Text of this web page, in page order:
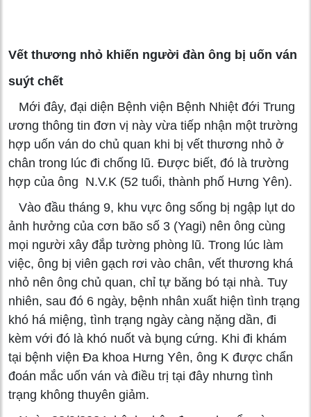
Vết thương nhỏ khiến người đàn ông bị uốn ván
suýt chết
Mới đây, đại diện Bệnh viện Bệnh Nhiệt đới Trung
ương thông tin đơn vị này vừa tiếp nhận một trường
hợp uốn ván do chủ quan khi bị vết thương nhỏ ở
chân trong lúc đi chống lũ. Được biết, đó là trường
hợp của ông N.V.K (52 tuổi, thành phố Hưng Yên).
Vào đầu tháng 9, khu vực ông sống bị ngập lụt do
ảnh hưởng của cơn bão số 3 (Yagi) nên ông cùng
mọi người xây đắp tường phòng lũ. Trong lúc làm
việc, ông bị viên gạch rơi vào chân, vết thương khá
nhỏ nên ông chủ quan, chỉ tự băng bó tại nhà. Tuy
nhiên, sau đó 6 ngày, bệnh nhân xuất hiện tình trạng
khó há miệng, tình trạng ngày càng nặng dần, đi
kèm với đó là khó nuốt và bụng cứng. Khi đi khám
tại bệnh viện Đa khoa Hưng Yên, ông K được chẩn
đoán mắc uốn ván và điều trị tại đây nhưng tình
trạng không thuyên giảm.